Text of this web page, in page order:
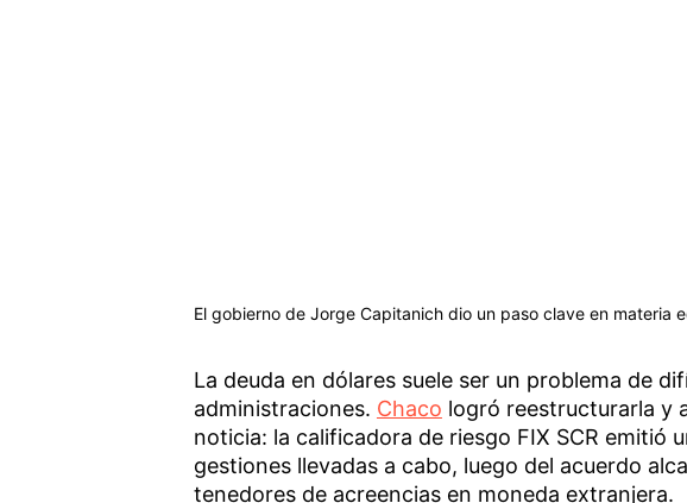
El gobierno de Jorge Capitanich dio un paso clave en materia
La deuda en dólares suele ser un problema de
administraciones. Chaco logró reestructurarla y
noticia: la calificadora de riesgo FIX SCR emitió
gestiones llevadas a cabo, luego del acuerdo
tenedores de acreencias en moneda extranjera.